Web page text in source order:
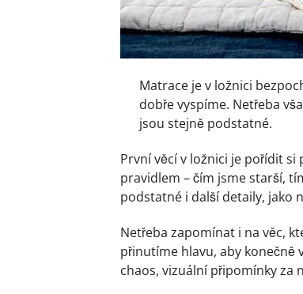
Matrace je v ložnici
dobře vyspíme. Netřeba
jsou stejně podstatné.
První věcí v ložnici je pořídit
pravidlem – čím jsme starší,
podstatné i další detaily, jako
Netřeba zapomínat i na věc,
přinutíme hlavu, aby konečně
chaos, vizuální připomínky za